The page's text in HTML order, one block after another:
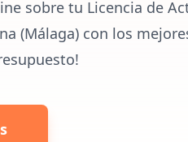
sobre tu Licencia de
(Málaga) con los